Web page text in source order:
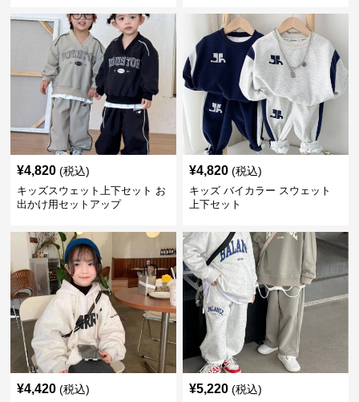
¥4,820 (税込)
キッズスウェット上下セット お
出かけ用セットアップ
¥4,820 (税込)
キッズ バイカラー スウェット
上下セット
¥4,420 (税込) ¥5,220 (税込)